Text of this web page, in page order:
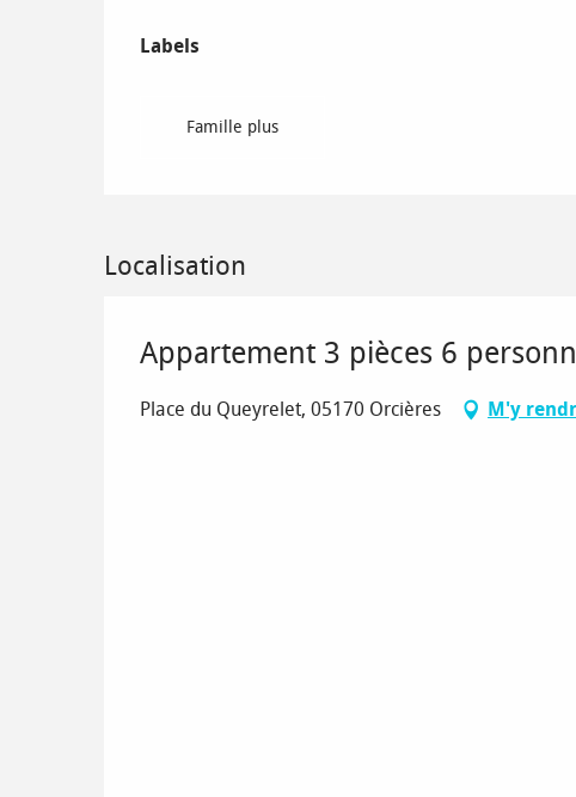
Offres de prestations
Labels
Labels
Famille plus
Localisation
Appartement 3 pièces 6
Place du Queyrelet, 05170 Orcières M'y